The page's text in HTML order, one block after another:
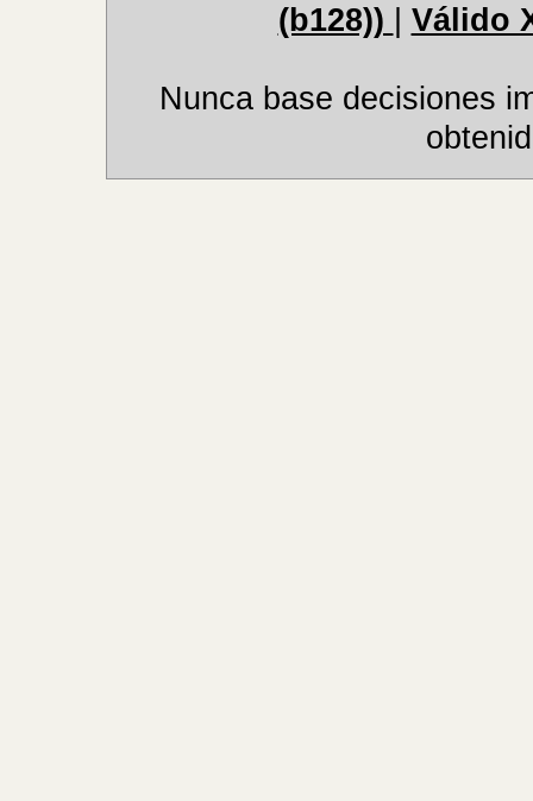
(b128))
Válido
Nunca base decisiones